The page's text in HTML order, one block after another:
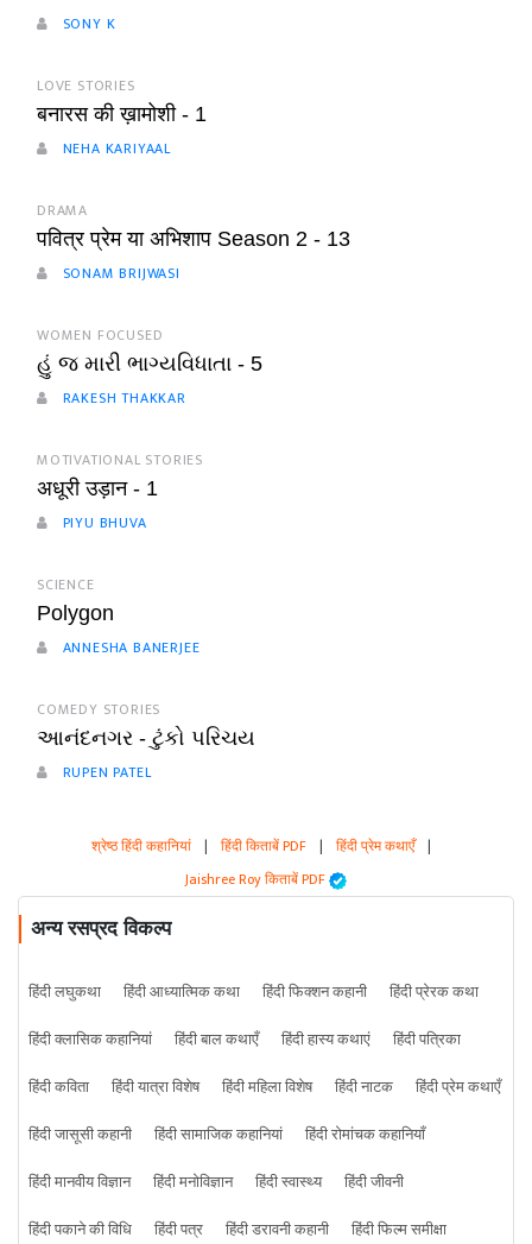
SONY K
LOVE STORIES
बनारस की ख़ामोशी - 1
NEHA KARIYAAL
DRAMA
पवित्र प्रेम या अभिशाप Season 2 - 13
SONAM BRIJWASI
WOMEN FOCUSED
હું જ મારી ભાગ્યવિધાતા - 5
RAKESH THAKKAR
MOTIVATIONAL STORIES
अधूरी उड़ान - 1
PIYU BHUVA
SCIENCE
Polygon
ANNESHA BANERJEE
COMEDY STORIES
આનંદનગર - ટુંકો પરિચય
RUPEN PATEL
श्रेष्ठ हिंदी कहानियां | हिंदी किताबें PDF | हिंदी प्रेम कथाएँ |
Jaishree Roy किताबें PDF
अन्य रसप्रद विकल्प
हिंदी लघुकथा हिंदी आध्यात्मिक कथा हिंदी फिक्शन कहानी
हिंदी प्रेरक कथा
हिंदी क्लासिक कहानियां
हिंदी बाल कथाएँ हिंदी हास्य कथाएं
हिंदी पत्रिका
हिंदी कविता
हिंदी यात्रा विशेष हिंदी महिला विशेष हिंदी नाटक
हिंदी प्रेम कथाएँ
हिंदी जासूसी कहानी
हिंदी सामाजिक कहानियां
हिंदी रोमांचक कहानियाँ
हिंदी मानवीय विज्ञान
हिंदी मनोविज्ञान हिंदी स्वास्थ्य
हिंदी जीवनी
हिंदी पकाने की विधि
हिंदी पत्र हिंदी डरावनी कहानी
हिंदी फिल्म समीक्षा